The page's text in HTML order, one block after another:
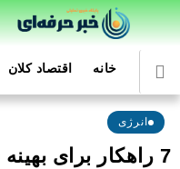
خانه اقتصاد کلان
انرژی
7 راهکار برای